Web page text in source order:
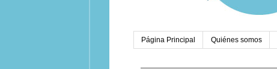
Página Principal Quiénes somos